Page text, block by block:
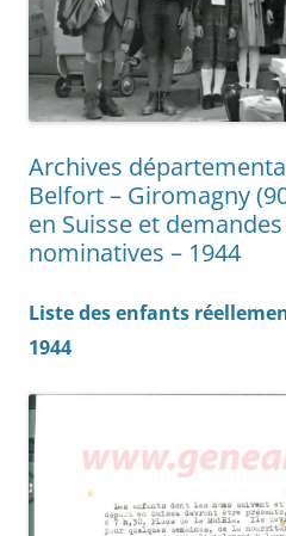
Archives
Belfort – Giromagny
en Suisse et
nominatives – 1944
Liste des enfants
1944